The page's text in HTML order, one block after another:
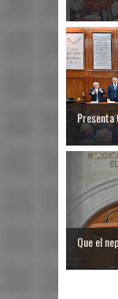
Presenta
Que el